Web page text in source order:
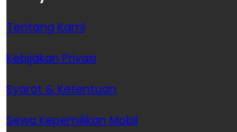
Tentang Kami
Kebijakan Privasi
Syarat & Ketentuan
Sewa Kepemilikan Mobil